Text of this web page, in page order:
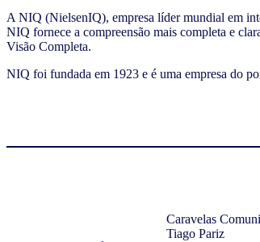
A NIQ (NielsenIQ), empresa líder mundial em
NIQ fornece a compreensão mais completa e
Visão Completa.
NIQ foi fundada em 1923 e é uma empresa do
Caravelas
Tiago Pariz